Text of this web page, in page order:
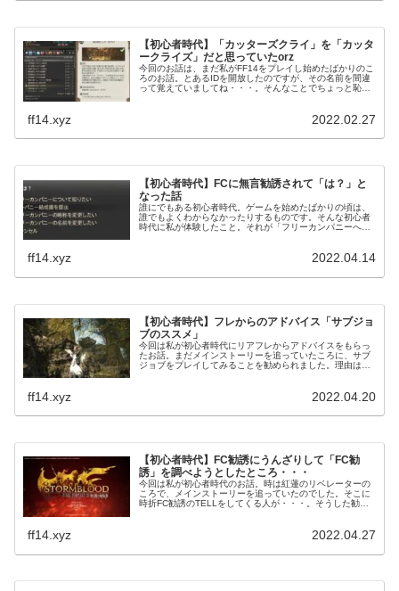
【初心者時代】「カッターズクライ」を「カッタ
ークライズ」だと思っていたorz
今回のお話は、まだ私がFF14をプレイし始めたばかりのこ
ろのお話。とあるIDを開放したのですが、その名前を間違
って覚えていましてね・・・。そんなことでちょっと恥ず
ff14.xyz 2022.02.27
【初心者時代】FCに無言勧誘されて「は？」と
なった話
誰にでもある初心者時代。ゲームを始めたばかりの頃は、
誰でもよくわからなかったりするものです。そんな初心者
時代に私が体験したこと。それが「フリーカンパニーへの
ff14.xyz 2022.04.14
【初心者時代】フレからのアドバイス「サブジョ
ブのススメ」
今回は私が初心者時代にリアフレからアドバイスをもらっ
たお話。まだメインストーリーを追っていたころに、サブ
ジョブをプレイしてみることを勧められました。理由はメ
ff14.xyz 2022.04.20
【初心者時代】FC勧誘にうんざりして「FC勧
誘」を調べようとしたところ・・・
今回は私が初心者時代のお話。時は紅蓮のリベレーターの
ころで、メインストーリーを追っていたのでした。そこに
時折FC勧誘のTELLをしてくる人が・・・。そうした勧誘
ff14.xyz 2022.04.27